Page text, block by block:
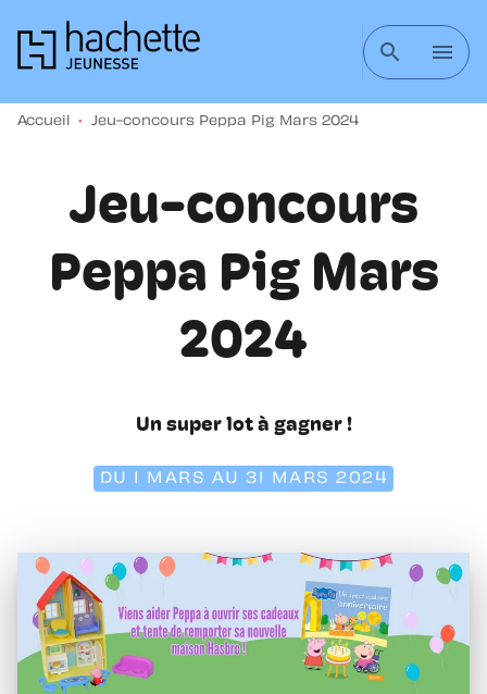
MENU RECHERCHE CONTENU
search menu
Accueil • Jeu-concours Peppa Pig Mars 2024
Jeu-concours
Peppa Pig Mars
2024
Un super lot à gagner !
DU 1 MARS AU 31 MARS 2024